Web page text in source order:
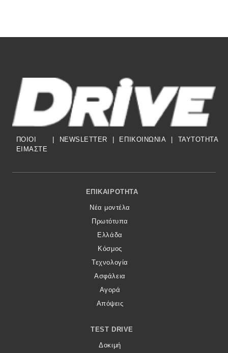
ΠΟΙΟΙ
ΕΙΜΑΣΤΕ
| NEWSLETTER | ΕΠΙΚΟΙΝΩΝΙΑ | TAYTOTHTA
Footer Menu
ΕΠΙΚΑΙΡΌΤΗΤΑ
Νέα μοντέλα
Πρωτότυπα
Ελλάδα
Κόσμος
Τεχνολογία
Ασφάλεια
Αγορά
Απόψεις
TEST DRIVE
Δοκιμή